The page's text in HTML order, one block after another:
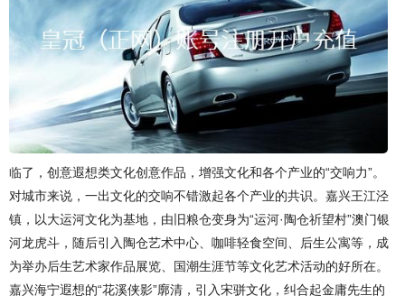
临了，创意遐想类文化创意作品，增强文化和各个产业的“交响力”。
对城市来说，一出文化的交响不错激起各个产业的共识。嘉兴王江泾
镇，以大运河文化为基地，由旧粮仓变身为“运河·陶仓祈望村”澳门银
河龙虎斗，随后引入陶仓艺术中心、咖啡轻食空间、后生公寓等，成
为举办后生艺术家作品展览、国潮生涯节等文化艺术活动的好所在。
嘉兴海宁遐想的“花溪侠影”廓清，引入宋骈文化，纠合起金庸先生的